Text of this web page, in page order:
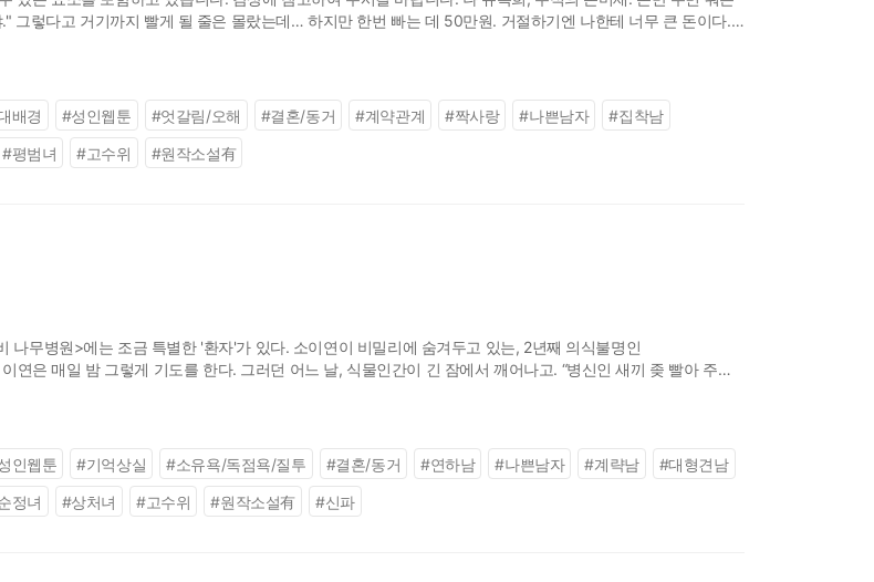
그렇다고 거기까지 빨게 될 줄은 몰랐는데… 하지만 한번 빠는 데 50만원. 거절하기엔 나한테 너무 큰 돈이다.
사장님!!
배경 #성인웹툰 #엇갈림/오해 #결혼/동거 #계약관계 #짝사랑 #나쁜남자 #집착남
#평범녀 #고수위 #원작소설有
나무병원>에는 조금 특별한 '환자'가 있다. 소이연이 비밀리에 숨겨두고 있는, 2년째 의식불명인
은 매일 밤 그렇게 기도를 한다. 그러던 어느 날, 식물인간이 긴 잠에서 깨어나고. “병신인 새끼 좆 빨아 주러
연은 그만 돌이킬 수 없는 거짓말을 해 버린다. 2년 전, 뒷산에 사람을 생매장하고
인웹툰 #기억상실 #소유욕/독점욕/질투 #결혼/동거 #연하남 #나쁜남자 #계략남 #대형견남
정녀 #상처녀 #고수위 #원작소설有 #신파